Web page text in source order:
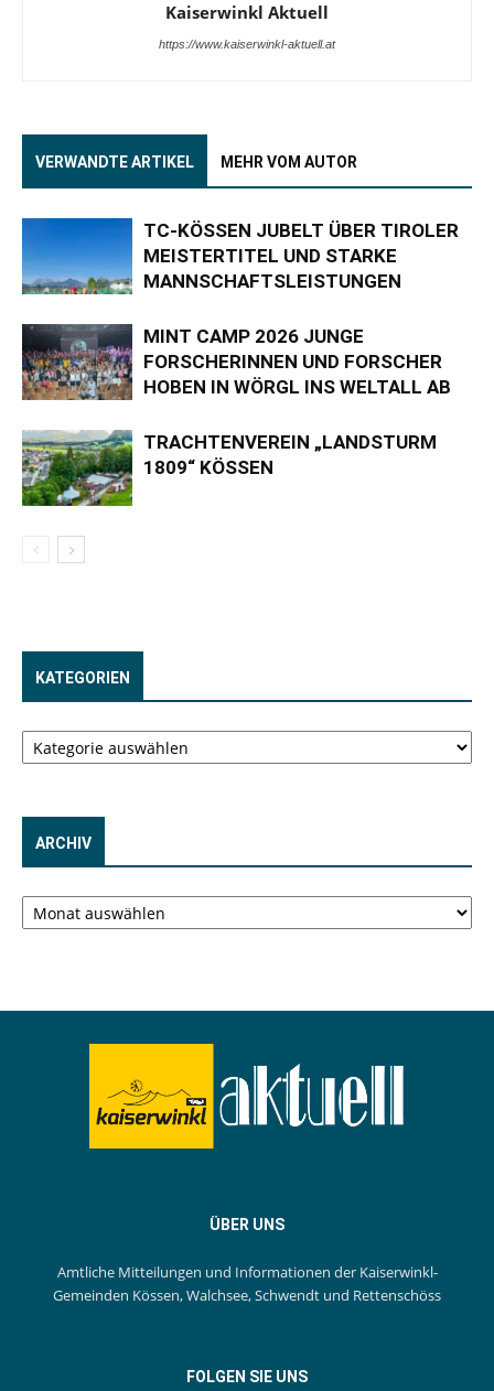
Kaiserwinkl Aktuell
https://www.kaiserwinkl-aktuell.at
VERWANDTE ARTIKEL MEHR VOM AUTOR
TC-KÖSSEN JUBELT ÜBER TIROLER
MEISTERTITEL UND STARKE
MANNSCHAFTSLEISTUNGEN
MINT CAMP 2026 JUNGE
FORSCHERINNEN UND FORSCHER
HOBEN IN WÖRGL INS WELTALL AB
TRACHTENVEREIN „LANDSTURM
1809“ KÖSSEN
KATEGORIEN
Kategorien
ARCHIV
Archiv
ÜBER UNS
Amtliche Mitteilungen und Informationen der Kaiserwinkl-
Gemeinden Kössen, Walchsee, Schwendt und Rettenschöss
FOLGEN SIE UNS